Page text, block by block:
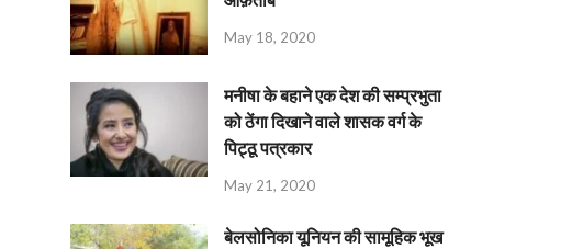
May 18, 2020
मनीषा के बहाने एक देश की सम्प्रभुता
को ठेंगा दिखाने वाले शासक वर्ग के
पिट्ठू पत्रकार
May 21, 2020
बेलसोनिका यूनियन की सामूहिक भूख